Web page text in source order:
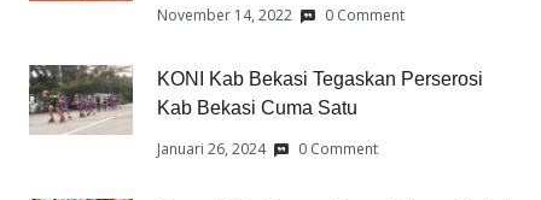
November 14, 2022 0 Comment
KONI Kab Bekasi Tegaskan Perserosi
Kab Bekasi Cuma Satu
Januari 26, 2024 0 Comment